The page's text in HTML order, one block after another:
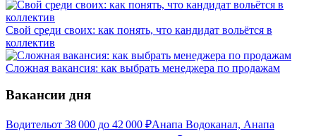
Свой среди своих: как понять, что кандидат вольётся в
коллектив
Сложная вакансия: как выбрать менеджера по продажам
Вакансии дня
Водительот 38 000 до 42 000 ₽Анапа Водоканал, Анапа